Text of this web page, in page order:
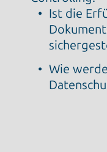
Ist die
Wie